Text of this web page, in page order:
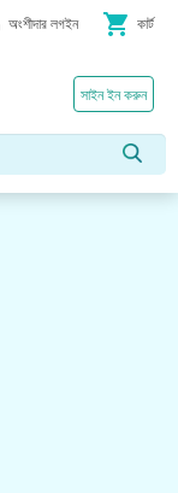
অংশীদার লগইন shopping_cart কার্ট
সাইন ইন করুন